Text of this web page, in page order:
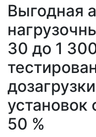
Выгодная
30 до 1
установок
50 %